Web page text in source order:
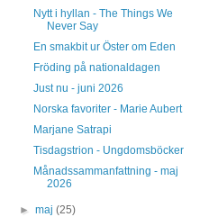
Nytt i hyllan - The Things We
Never Say
En smakbit ur Öster om Eden
Fröding på nationaldagen
Just nu - juni 2026
Norska favoriter - Marie Aubert
Marjane Satrapi
Tisdagstrion - Ungdomsböcker
Månadssammanfattning - maj
2026
►maj(25)